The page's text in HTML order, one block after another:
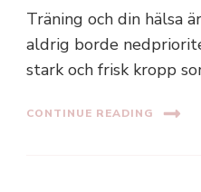
Träning och din hälsa
aldrig borde
stark och frisk kropp
CONTINUE READING